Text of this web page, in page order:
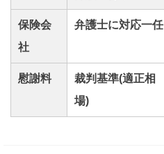
保険会
社
弁護士に対応一任
慰謝料
裁判基準(適正相
場)